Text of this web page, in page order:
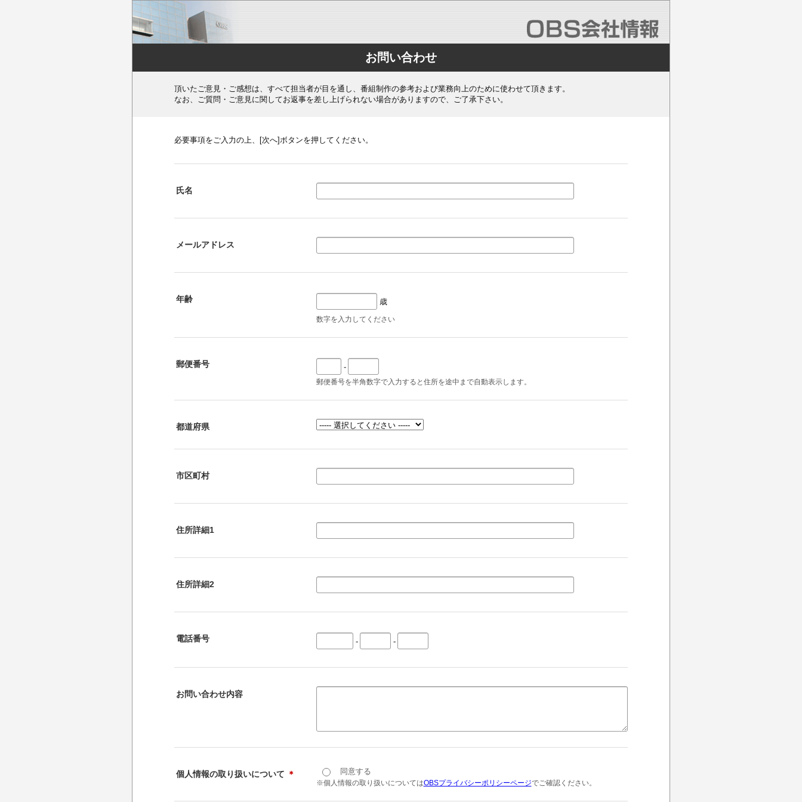
お問い合わせ
頂いたご意見・ご感想は、すべて担当者が目を通し、番組制作の参考および業務向上のために使わせて頂きます。
なお、ご質問・ご意見に関してお返事を差し上げられない場合がありますので、ご了承下さい。
必要事項をご入力の上、[次へ]ボタンを押してください。
氏名
メールアドレス
年齢 歳
数字を入力してください
郵便番号 -
郵便番号を半角数字で入力すると住所を途中まで自動表示します。
都道府県
市区町村
住所詳細1
住所詳細2
電話番号 - -
お問い合わせ内容
個人情報の取り扱いについて ＊ 同意する
※個人情報の取り扱いについてはOBSプライバシーポリシーページでご確認ください。